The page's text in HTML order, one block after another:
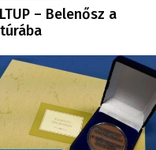
– Belenősz a